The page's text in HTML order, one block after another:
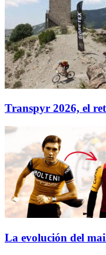
Transpyr 2026, el
La evolución del